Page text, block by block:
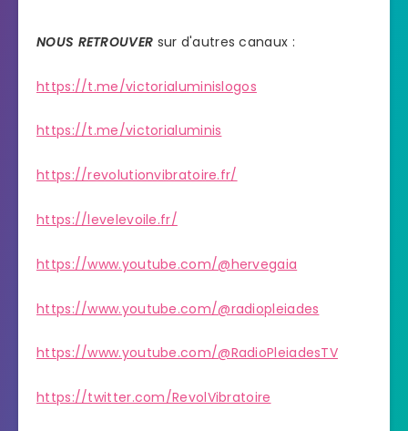
NOUS RETROUVER sur d'autres canaux :
https://t.me/victorialuminislogos
https://t.me/victorialuminis
https://revolutionvibratoire.fr/
https://levelevoile.fr/
https://www.youtube.com/@hervegaia
https://www.youtube.com/@radiopleiades
https://www.youtube.com/@RadioPleiadesTV
https://twitter.com/RevolVibratoire